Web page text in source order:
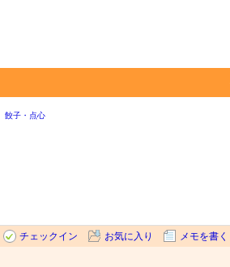
餃子・点心
チェックイン お気に入り メモを書く